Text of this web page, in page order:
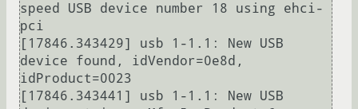
speed USB device number 18 using ehci-
pci
[17846.343429] usb 1-1.1: New USB
device found, idVendor=0e8d,
idProduct=0023
[17846.343441] usb 1-1.1: New USB